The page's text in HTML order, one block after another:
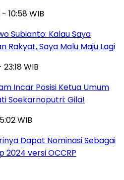
10:58 WIB
Subianto: Kalau Saya
Rakyat, Saya Malu Maju Lagi
WIB
Incar Posisi Ketua Umum
Soekarnoputri: Gila!
WIB
Dapat Nominasi Sebagai
2024 versi OCCRP